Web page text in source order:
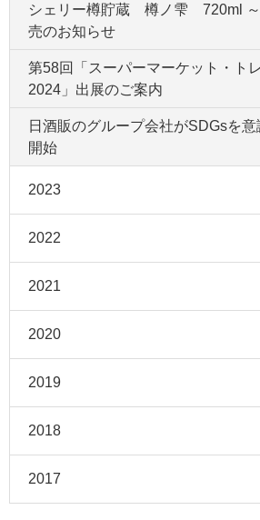
シェリー樽貯蔵 樽ノ雫 720ml ～
売のお知らせ
第58回「スーパーマーケット・ト
2024」出展のご案内
日酒販のグループ会社がSDGsを
開始
2023
2022
2021
2020
2019
2018
2017